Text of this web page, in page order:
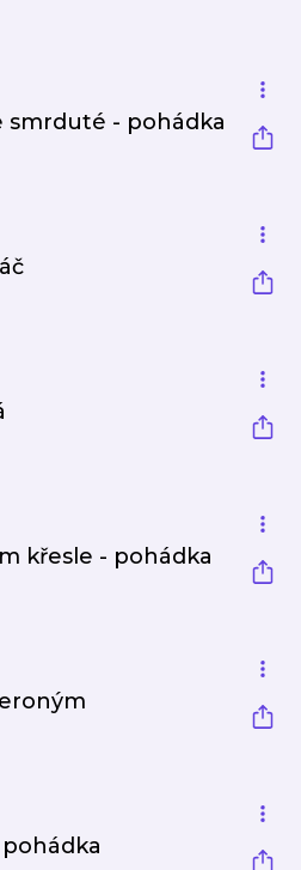
smrduté - pohádka
křesle - pohádka